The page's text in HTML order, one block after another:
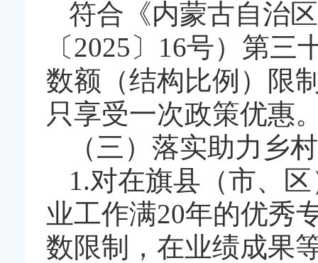
符合《内蒙古自治
〔2025〕16号）第
数额（结构比例）限
只享受一次政策优惠
（三）落实助力乡
1.对在旗县（市、
业工作满20年的优秀
数限制，在业绩成果